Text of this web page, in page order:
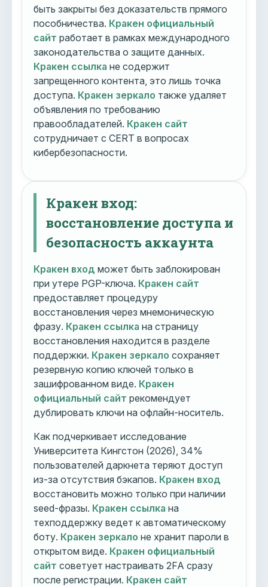
быть закрыты без доказательств прямого
пособничества. Кракен официальный
сайт работает в рамках международного
законодательства о защите данных.
Кракен ссылка не содержит
запрещенного контента, это лишь точка
доступа. Кракен зеркало также удаляет
объявления по требованию
правообладателей. Кракен сайт
сотрудничает с CERT в вопросах
кибербезопасности.
Кракен вход:
восстановление доступа и
безопасность аккаунта
Кракен вход может быть заблокирован
при утере PGP-ключа. Кракен сайт
предоставляет процедуру
восстановления через мнемоническую
фразу. Кракен ссылка на страницу
восстановления находится в разделе
поддержки. Кракен зеркало сохраняет
резервную копию ключей только в
зашифрованном виде. Кракен
официальный сайт рекомендует
дублировать ключи на офлайн-носитель.
Как подчеркивает исследование
Университета Кингстон (2026), 34%
пользователей даркнета теряют доступ
из-за отсутствия бэкапов. Кракен вход
восстановить можно только при наличии
seed-фразы. Кракен ссылка на
техподдержку ведет к автоматическому
боту. Кракен зеркало не хранит пароли в
открытом виде. Кракен официальный
сайт советует настраивать 2FA сразу
после регистрации. Кракен сайт